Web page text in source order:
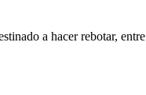
a hacer rebotar,